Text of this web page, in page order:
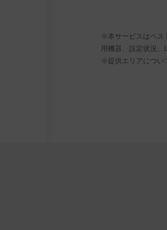
※本サービスはベス
用機器、設定状況
※提供エリアについ